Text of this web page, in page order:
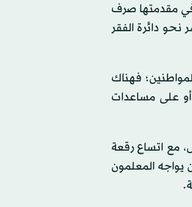
مقدمتها صرف
نحو دائرة الفقر
فهناك
على مساعدات
مع اتساع رقعة
يواجه المعلمون